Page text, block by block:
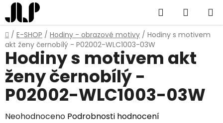
Přejít
na
obsah
Hledat
KOŠÍK
Domů
/ E-SHOP / Hodiny - obrazové motivy / Hodiny s motivem
akt ženy černobílý - P02002-WLC1003-03W
Hodiny s motivem akt
ženy černobílý -
P02002-WLC1003-03W
Průměrné
Neohodnoceno Podrobnosti hodnocení